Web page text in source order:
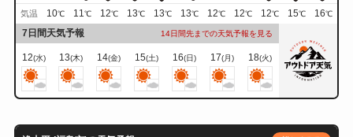
気温 10℃ 11℃ 12℃ 13℃ 13℃ 13℃ 12℃ 12℃ 12℃ 15℃ 16℃
7日間天気予報 14日間先までの天気予報を見る
12(水) 13(木) 14(金) 15(土) 16(日) 17(月) 18(火)